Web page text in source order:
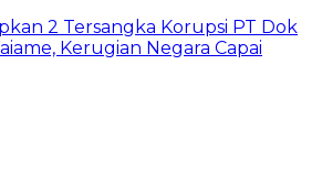
2 Tersangka Korupsi PT Dok
Kerugian Negara Capai